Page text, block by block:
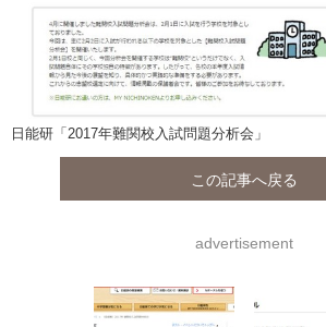
日能研「2017年難関校入試問題分析会」
この記事へ戻る
advertisement